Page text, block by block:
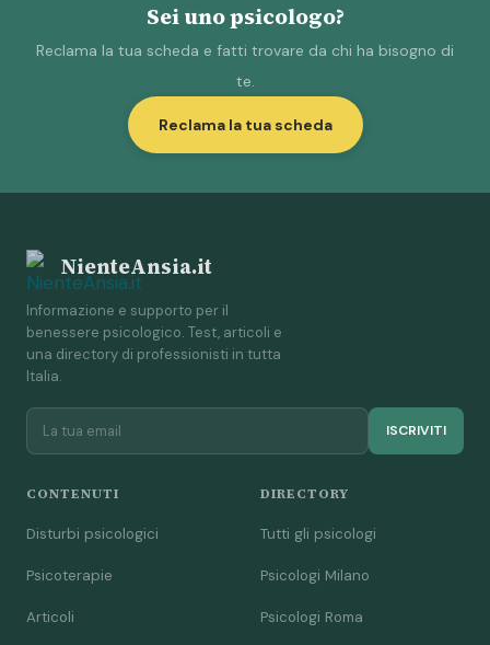
Sei uno psicologo?
Reclama la tua scheda e fatti trovare da chi ha bisogno di
te.
Reclama la tua scheda
NienteAnsia.it
Informazione e supporto per il
benessere psicologico. Test, articoli e
una directory di professionisti in tutta
Italia.
ISCRIVITI
CONTENUTI
Disturbi psicologici
Psicoterapie
Articoli
DIRECTORY
Tutti gli psicologi
Psicologi Milano
Psicologi Roma